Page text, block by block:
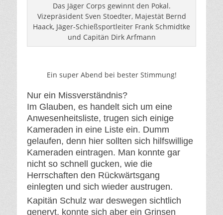
Das Jäger Corps gewinnt den Pokal.
Vizepräsident Sven Stoedter, Majestät Bernd
Haack, Jäger-Schießsportleiter Frank Schmidtke
und Capitän Dirk Arfmann
Ein super Abend bei bester Stimmung!
Nur ein Missverständnis?
Im Glauben, es handelt sich um eine
Anwesenheitsliste, trugen sich einige
Kameraden in eine Liste ein. Dumm
gelaufen, denn hier sollten sich hilfswillige
Kameraden eintragen. Man konnte gar
nicht so schnell gucken, wie die
Herrschaften den Rückwärtsgang
einlegten und sich wieder austrugen.
Kapitän Schulz war deswegen sichtlich
genervt, konnte sich aber ein Grinsen